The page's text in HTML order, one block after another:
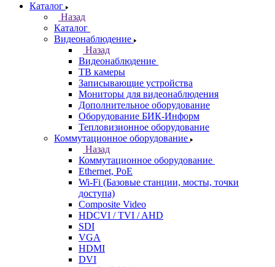
Каталог
Назад
Каталог
Видеонаблюдение
Назад
Видеонаблюдение
ТВ камеры
Записывающие устройства
Мониторы для видеонаблюдения
Дополнительное оборудование
Оборудование БИК-Информ
Тепловизионное оборудование
Коммутационное оборудование
Назад
Коммутационное оборудование
Ethernet, PoE
Wi-Fi (Базовые станции, мосты, точки
доступа)
Composite Video
HDCVI / TVI / AHD
SDI
VGA
HDMI
DVI